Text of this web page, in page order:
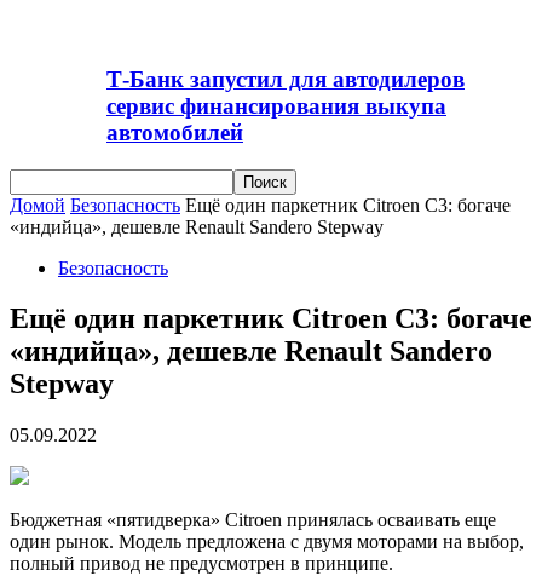
Т-Банк запустил для автодилеров
сервис финансирования выкупа
автомобилей
Домой Безопасность Ещё один паркетник Citroen C3: богаче
«индийца», дешевле Renault Sandero Stepway
Безопасность
Ещё один паркетник Citroen C3: богаче
«индийца», дешевле Renault Sandero
Stepway
05.09.2022
Бюджетная «пятидверка» Citroen принялась осваивать еще
один рынок. Модель предложена с двумя моторами на выбор,
полный привод не предусмотрен в принципе.